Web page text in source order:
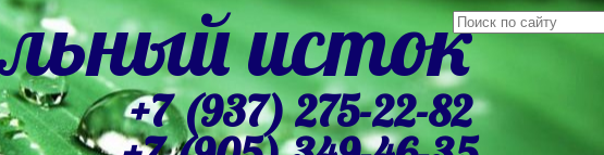
исток
+7 (937) 275-22-82